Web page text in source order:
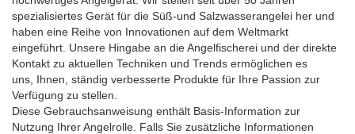
spezialisiertes Gerät für die Süß-und Salzwasserangelei her und
haben eine Reihe von Innovationen auf dem Weltmarkt
eingeführt. Unsere Hingabe an die Angelfischerei und der direkte
Kontakt zu aktuellen Techniken und Trends ermöglichen es
uns, Ihnen, ständig verbesserte Produkte für Ihre Passion zur
Verfügung zu stellen.
Diese Gebrauchsanweisung enthält Basis-Information zur
Nutzung Ihrer Angelrolle. Falls Sie zusätzliche Informationen